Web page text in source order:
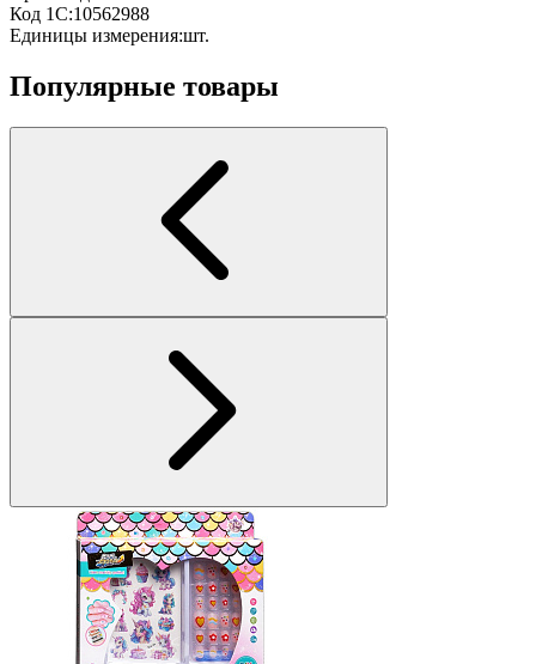
Код 1С:10562988
Единицы измерения:шт.
Популярные товары